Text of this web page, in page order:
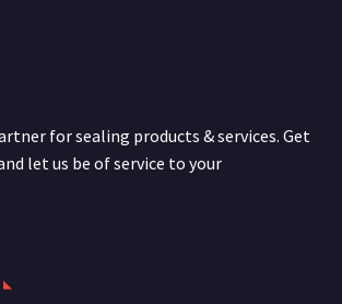
for sealing products & services. Get
let us be of service to your